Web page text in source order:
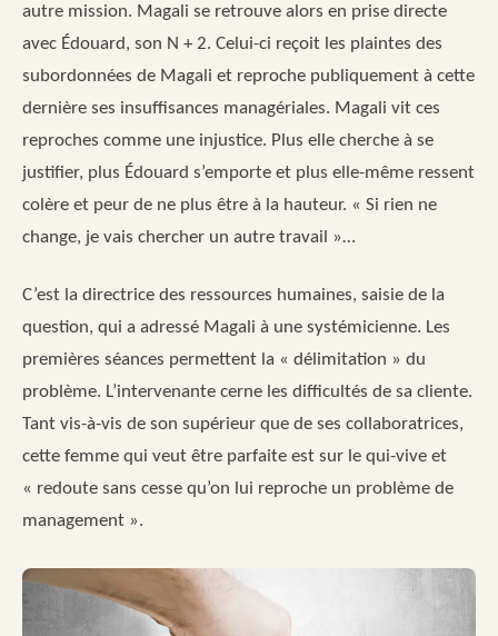
autre mission. Magali se retrouve alors en prise directe
avec Édouard, son N + 2. Celui-ci reçoit les plaintes des
subordonnées de Magali et reproche publiquement à cette
dernière ses insuffisances managériales. Magali vit ces
reproches comme une injustice. Plus elle cherche à se
justifier, plus Édouard s’emporte et plus elle-même ressent
colère et peur de ne plus être à la hauteur. « Si rien ne
change, je vais chercher un autre travail »…
C’est la directrice des ressources humaines, saisie de la
question, qui a adressé Magali à une systémicienne. Les
premières séances permettent la « délimitation » du
problème. L’intervenante cerne les difficultés de sa cliente.
Tant vis-à-vis de son supérieur que de ses collaboratrices,
cette femme qui veut être parfaite est sur le qui-vive et
« redoute sans cesse qu’on lui reproche un problème de
management ».